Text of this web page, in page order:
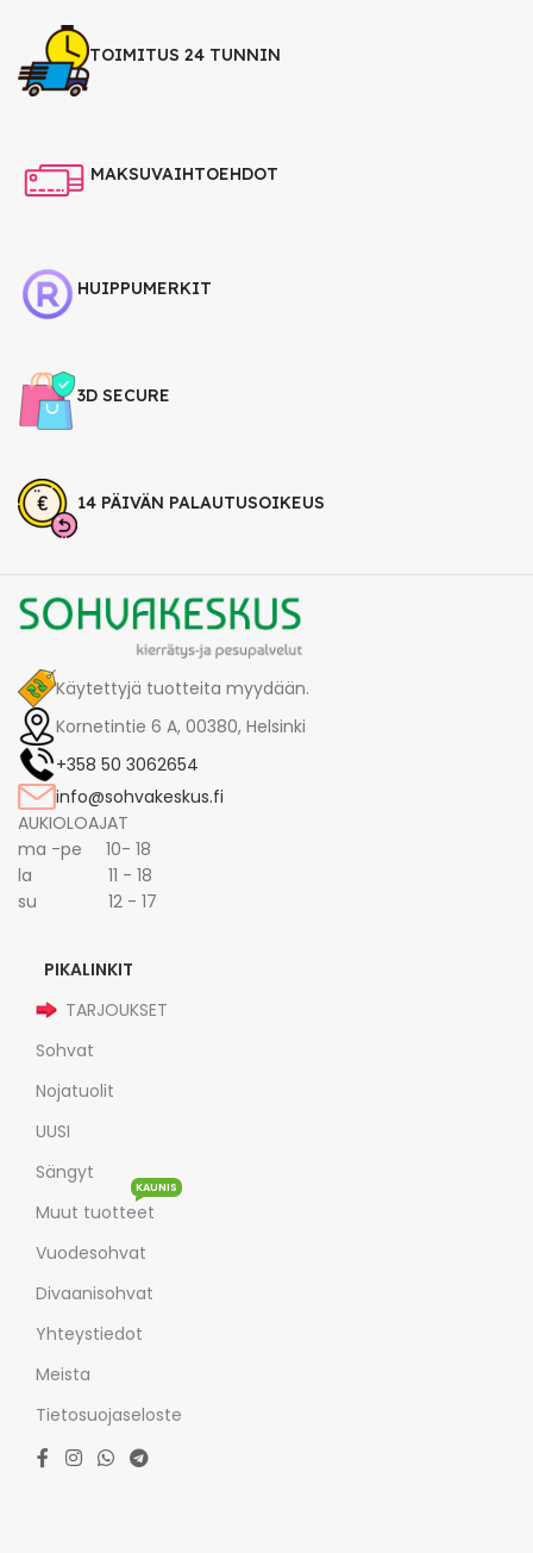
TOIMITUS 24 TUNNIN
MAKSUVAIHTOEHDOT
HUIPPUMERKIT
3D SECURE
14 PÄIVÄN PALAUTUSOIKEUS
Käytettyjä tuotteita myydään.
Kornetintie 6 A, 00380, Helsinki
+358 50 3062654
info@sohvakeskus.fi
AUKIOLOAJAT
ma -pe 10- 18
la 11 - 18
su 12 - 17
PIKALINKIT
TARJOUKSET
Sohvat
Nojatuolit
UUSI
Sängyt
Muut tuotteet
KAUNIS
Vuodesohvat
Divaanisohvat
Yhteystiedot
Meista
Tietosuojaseloste